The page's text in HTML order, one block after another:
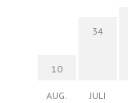
10
AUG.
34
JULI